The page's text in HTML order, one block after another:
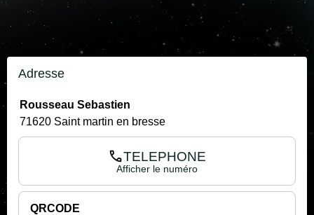
Adresse
Rousseau Sebastien
71620 Saint martin en bresse
TELEPHONE
Afficher le numéro
QRCODE